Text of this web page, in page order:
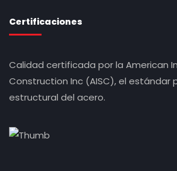
Certificaciones
Calidad certificada por la American
Construction Inc (AISC), el estándar
estructural del acero.